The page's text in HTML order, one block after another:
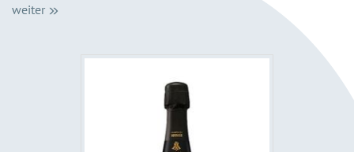
weiter